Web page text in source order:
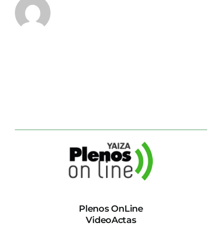
Plenos OnLine
VideoActas